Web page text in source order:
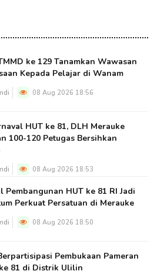
ke 129 Tanamkan Wawasan
Kepada Pelajar di Wanam
08 Aug 2026 18:56
HUT ke 81, DLH Merauke
100-120 Petugas Bersihkan
08 Aug 2026 18:53
Pembangunan HUT ke 81 RI Jadi
Perkuat Persatuan di Merauke
08 Aug 2026 18:50
Pembukaan Pameran
81 di Distrik Ulilin